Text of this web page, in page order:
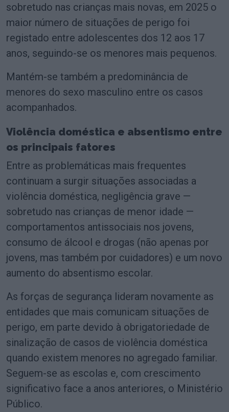
sobretudo nas crianças mais novas, em 2025 o
maior número de situações de perigo foi
registado entre adolescentes dos 12 aos 17
anos, seguindo-se os menores mais pequenos.
Mantém-se também a predominância de
menores do sexo masculino entre os casos
acompanhados.
Violência doméstica e absentismo entre
os principais fatores
Entre as problemáticas mais frequentes
continuam a surgir situações associadas a
violência doméstica, negligência grave —
sobretudo nas crianças de menor idade —
comportamentos antissociais nos jovens,
consumo de álcool e drogas (não apenas por
jovens, mas também por cuidadores) e um novo
aumento do absentismo escolar.
As forças de segurança lideram novamente as
entidades que mais comunicam situações de
perigo, em parte devido à obrigatoriedade de
sinalização de casos de violência doméstica
quando existem menores no agregado familiar.
Seguem-se as escolas e, com crescimento
significativo face a anos anteriores, o Ministério
Público.